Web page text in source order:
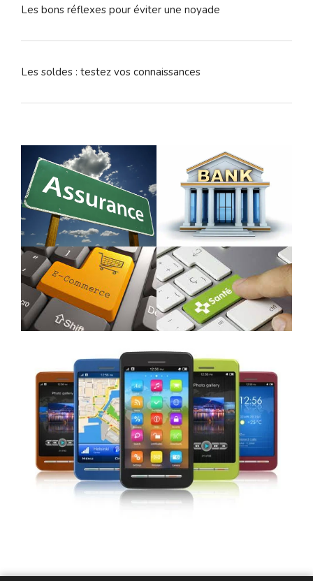
Les bons réflexes pour éviter une noyade
Les soldes : testez vos connaissances